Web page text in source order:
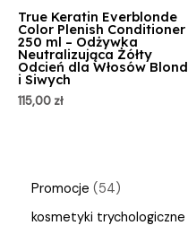
Promocje 54
kosmetyki trychologiczne
True Keratin Everblonde
Color Plenish Conditioner
250 ml – Odżywka
Neutralizująca Żółty
Odcień dla Włosów Blond
i Siwych
115,00 zł